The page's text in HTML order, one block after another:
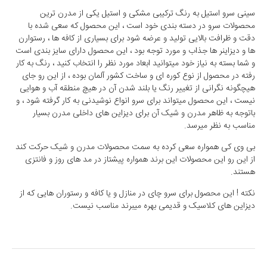
سینی سرو استیل به رنگ ترکیبی مشکی و استیل یکی از مدرن ترین
محصولات سرو در دسته بندی خود است ، این محصول که سعی شده با
دقت و ظرافت بالایی تولید و عرضه شود برای بسیاری از کافه ها ، رستوارن
ها و دیزاینر ها جذاب و مورد توجه بود ، این محصول دارای سایز بندی است
و شما بسته به نیاز خود میتوانید ابعاد مورد نظر را انتخاب کنید ، رنگ به کار
رفته در محصول از نوع کوره ای و ساخت کشور آلمان بوده ، از این رو جای
هیچگونه نگرانی از تغییر رنگ یا بلند شدن آن در هیچ منطقه آب و هوایی
نیست ، این محصول میتواند برای سرو انواع نوشیدنی به کار گرفته شود ، و
باتوجه به ظاهر مدرن و شیک آن برای دیزاین های داخلی مدرن بسیار
مناسب به نظر میرسد.
بی وی کی همواره سعی کرده به سمت محصولات مدرن و شیک حرکت کند
از این رو این محصولات این برند همواره پیشتاز در مد های روز و فانتزی
هستند.
نکته ! این محصول برای سرو چای در منازل و یا کافه و رستوران هایی که از
دیزاین های کلاسیک و قدیمی بهره میبرند مناسب نیست.